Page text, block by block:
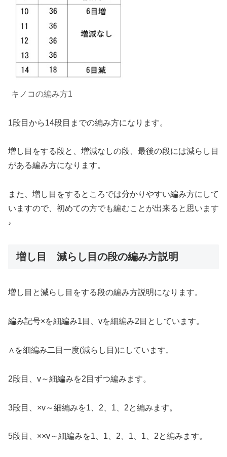
キノコの編み方1
1段目から14段目までの編み方になります。
増し目をする段と、増減なしの段、最後の段には減らし目
がある編み方になります。
また、増し目をするところでは分かりやすい編み方にして
いますので、初めての方でも編むことが出来ると思います
♪
増し目 減らし目の段の編み方説明
増し目と減らし目をする段の編み方説明になります。
編み記号×を細編み1目、vを細編み2目としています。
∧を細編み二目一度(減らし目)にしています。
2段目、v～細編みを2目ずつ編みます。
3段目、×v～細編みを1、2、1、2と編みます。
5段目、××v～細編みを1、1、2、1、1、2と編みます。